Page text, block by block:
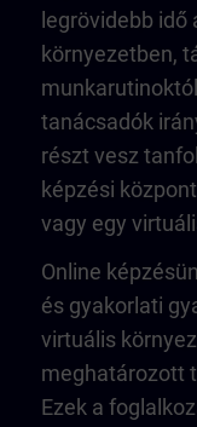
legrövidebb
környezetben,
tanácsadók
részt vesz
képzési
vagy egy
Online
és gyakorlati
virtuális
meghatározott
Ezek a